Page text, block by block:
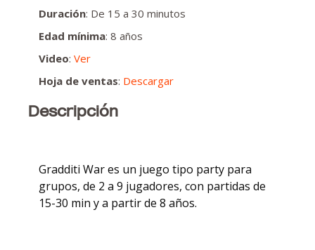
Duración: De 15 a 30 minutos
Edad mínima: 8 años
Video: Ver
Hoja de ventas: Descargar
Descripción
Gradditi War es un juego tipo party para
grupos, de 2 a 9 jugadores, con partidas de
15-30 min y a partir de 8 años.